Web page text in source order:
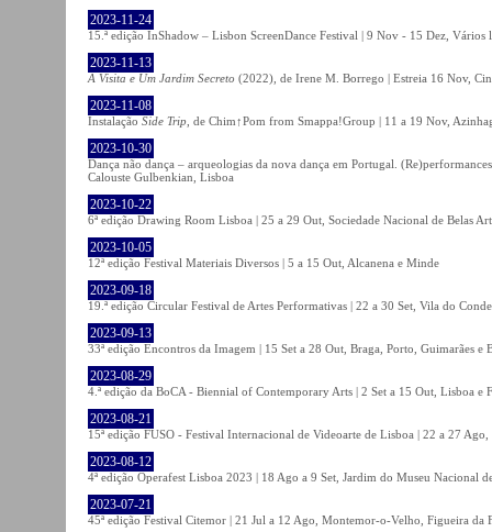
2023-11-24
15.ª edição InShadow – Lisbon ScreenDance Festival | 9 Nov - 15 Dez, Vários
2023-11-13
A Visita e Um Jardim Secreto (2022), de Irene M. Borrego | Estreia 16 Nov,
2023-11-08
Instalação Side Trip , de Chim↑Pom from Smappa!Group | 11 a 19 Nov,
2023-10-30
Dança não dança – arqueologias da nova dança em Portugal.
Calouste Gulbenkian, Lisboa
2023-10-22
6ª edição Drawing Room Lisboa | 25 a 29 Out, Sociedade Nacional de Belas
2023-10-05
12ª edição Festival Materiais Diversos | 5 a 15 Out, Alcanena e Minde
2023-09-18
19.ª edição Circular Festival de Artes Performativas | 22 a 30 Set, Vila do Conde
2023-09-13
33ª edição Encontros da Imagem | 15 Set a 28 Out, Braga, Porto, Guimarães e
2023-08-29
4.ª edição da BoCA - Biennial of Contemporary Arts | 2 Set a 15 Out, Lisboa e
2023-08-21
15ª edição FUSO - Festival Internacional de Videoarte de Lisboa | 22 a 27
2023-08-12
4ª edição Operafest Lisboa 2023 | 18 Ago a 9 Set, Jardim do Museu Nacional
2023-07-21
45ª edição Festival Citemor | 21 Jul a 12 Ago, Montemor-o-Velho, Figueira da